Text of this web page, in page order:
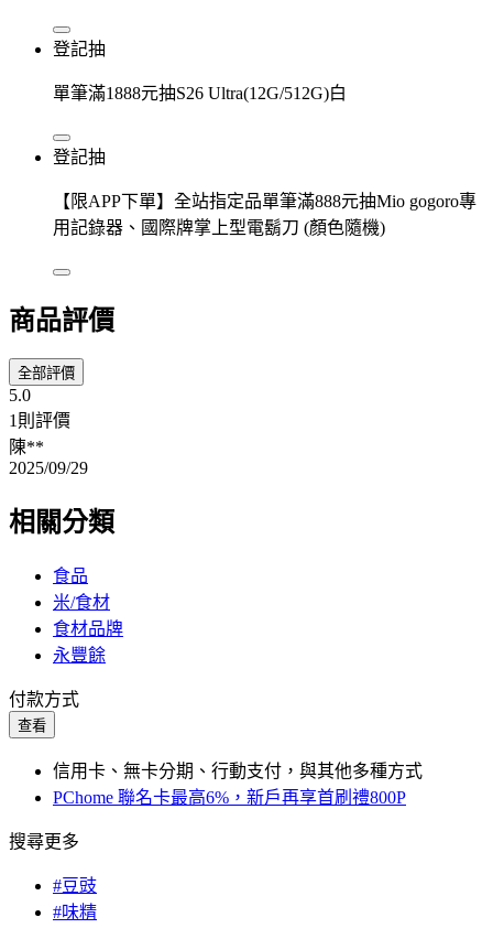
登記抽
單筆滿1888元抽S26 Ultra(12G/512G)白
登記抽
【限APP下單】全站指定品單筆滿888元抽Mio gogoro專
用記錄器、國際牌掌上型電鬍刀 (顏色隨機)
商品評價
全部評價
5.0
1則評價
陳**
2025/09/29
相關分類
食品
米/食材
食材品牌
永豐餘
付款方式
查看
信用卡、無卡分期、行動支付，與其他多種方式
PChome 聯名卡最高6%，新戶再享首刷禮800P
搜尋更多
#豆豉
#味精